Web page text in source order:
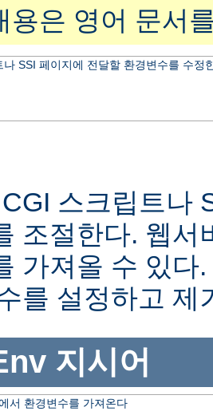
용은 영어 문서
나 SSI 페이지에 전달할 환경변수를 수정
스크립트나
조절한다. 웹서
가져올 수 있다
를 설정하고 제
지시어
서 환경변수를 가져온다